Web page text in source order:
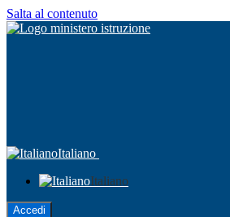
Salta al contenuto
Italiano
Italiano
Accedi